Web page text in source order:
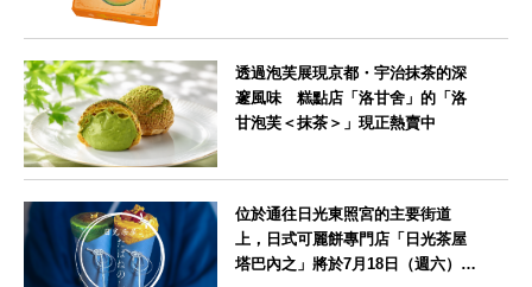
透過泡芙展現京都・宇治抹茶的深
邃風味 糕點店「洛甘舍」的「洛
甘泡芙＜抹茶＞」現正熱賣中
位於通往日光東照宮的主要街道
上，日式可麗餅專門店「日光茶屋
塔巴內之」將於7月18日（週六）開